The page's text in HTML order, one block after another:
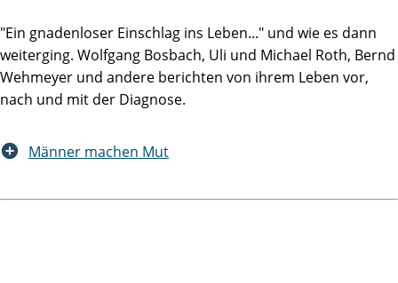
"Ein gnadenloser Einschlag ins Leben..." und wie es dann
weiterging. Wolfgang Bosbach, Uli und Michael Roth, Bernd
Wehmeyer und andere berichten von ihrem Leben vor,
nach und mit der Diagnose.
Männer machen Mut